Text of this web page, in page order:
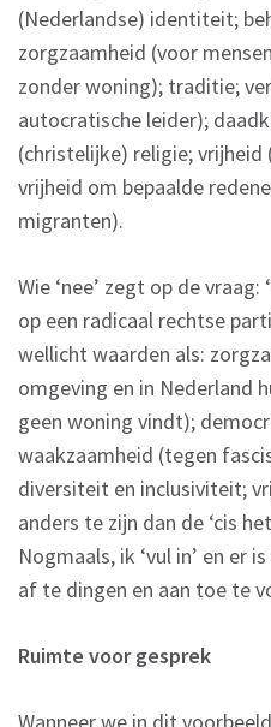
(Nederlandse) identiteit;
zorgzaamheid (voor
zonder woning); traditie;
autocratische leider);
(christelijke) religie; vrijheid
vrijheid om bepaalde
migranten).
Wie ‘nee’ zegt op de
op een radicaal rechtse
wellicht waarden als:
omgeving en in Nederland
geen woning vindt);
waakzaamheid (tegen
diversiteit en inclusiviteit;
anders te zijn dan de ‘cis
Nogmaals, ik ‘vul in’ en er
af te dingen en aan toe te
Ruimte voor gesprek
Wanneer we in dit